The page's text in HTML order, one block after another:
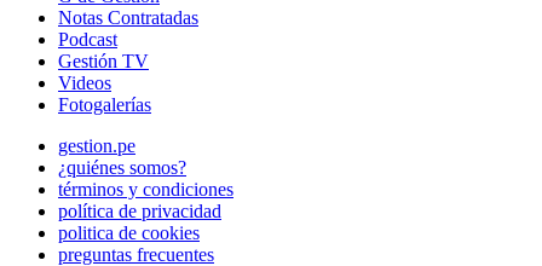
Notas Contratadas
Podcast
Gestión TV
Videos
Fotogalerías
gestion.pe
¿quiénes somos?
términos y condiciones
política de privacidad
politica de cookies
preguntas frecuentes